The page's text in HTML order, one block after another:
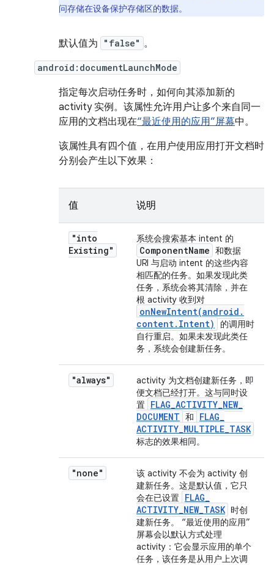
问存储在设备保护存储区的数据。
默认值为 "false" 。
android:documentLaunchMode
指定每次启动任务时，如何向其添加新的
activity 实例。该属性允许用户让多个来自同一
应用的文档出现在“最近使用的应用”屏幕中。
该属性具有四个值，在用户使用应用打开文档时
分别会产生以下效果：
值 说明
"into
Existing"
系统会搜索基本 intent 的
ComponentName 和数据
URI 与启动 intent 的这些内容
相匹配的任务。如果发现此类
任务，系统会将其清除，并在
根 activity 收到对
onNewIntent(android .
content. Intent)
的调用时
自行重启。如果未发现此类任
务，系统会创建新任务。
"always"
activity 为文档创建新任务，即
便文档已经打开。这与同时设
置 FLAG_ACTIVITY_NEW_
DOCUMENT 和 FLAG_
ACTIVITY_MULTIPLE_TASK
标志的效果相同。
"none"
该 activity 不会为 activity 创
建新任务。这是默认值，它只
会在已设置 FLAG_
ACTIVITY_NEW_TASK 时创
建新任务。 “最近使用的应用”
屏幕会以默认方式处理
activity：它会显示应用的单个
任务，该任务是从用户上次调